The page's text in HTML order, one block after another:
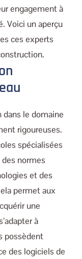
engagement à
Voici un aperçu
ces experts
le domaine
rigoureuses.
spécialisées
des normes
et des
permet aux
une
à
possèdent
des logiciels de